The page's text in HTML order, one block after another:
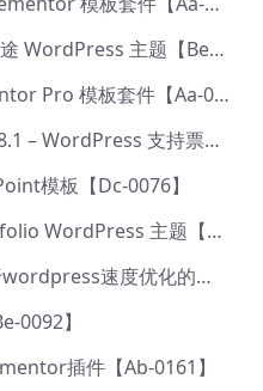
lmpeka v1.3.9-创意多用途 WordPress 主题【Be-0064】
Agria – 农业公司 Elementor Pro 模板套件【Aa-0003】
Fluent Support Pro v1.8.1 – WordPress 支持票务系统【Cc-0041】
模板【Dc-0076】
Rhye v3.5.3 – AJAX Portfolio WordPress 主题【Bi-0049】
WP Rocket v3.10.8-用于wordpress速度优化的缓存加速插件【Cd-0019】
0092】
插件【Ab-0161】